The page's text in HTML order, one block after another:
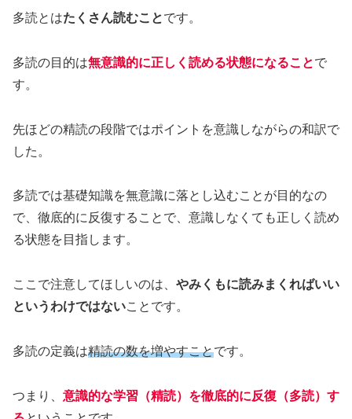
多読とはたくさん読むことです。
多読の目的は無意識的に正しく読める状態になることで
す。
先ほどの精読の段階ではポイントを意識しながらの和訳で
した。
多読では基礎知識を無意識に落とし込むことが目的なの
で、徹底的に反復することで、意識しなくても正しく読め
る状態を目指します。
ここで注意してほしいのは、 やみくもに読みまくればいい
というわけではないことです。
多読の定義は精読の数を増やすことです。
つまり、 意識的な学習（精読）を徹底的に反復（多読）す